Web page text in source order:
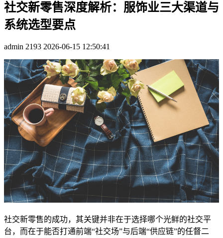
社交新零售深度解析：服饰业三大渠道与
系统选型要点
admin 2193 2026-06-15 12:50:41
社交新零售的成功，其关键并非在于选择哪个光鲜的社交平
台，而在于能否打通前端“社交场”与后端“供应链”的任督二